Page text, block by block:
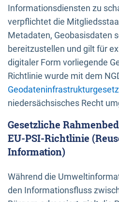
Informationsdiensten zu
verpflichtet die
Metadaten, Geobasisdaten
bereitzustellen und gilt für
digitaler Form vorliegende
Richtlinie wurde mit dem
Geodateninfrastrukturgesetz
niedersächsisches Recht
Gesetzliche
EU-PSI-Richtlinie
Information)
Während die
den Informationsfluss